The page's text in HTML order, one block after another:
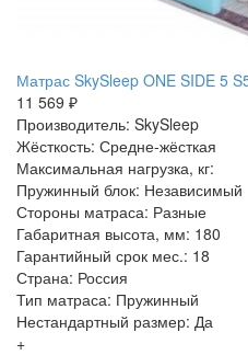
Матрас SkySleep ONE SIDE 5
11 569 ₽
Производитель: SkySleep
Жёсткость: Средне-жёсткая
Максимальная нагрузка, кг:
Пружинный блок: Независимый
Стороны матраса: Разные
Габаритная высота, мм: 180
Гарантийный срок мес.: 18
Страна: Россия
Тип матраса: Пружинный
Нестандартный размер: Да
+